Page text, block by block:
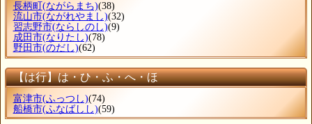
長柄町 (ながらまち)(38)
流山市(ながれやまし)(32)
習志野市(ならしのし)(9)
成田市(なりたし)(78)
野田市(のだし)(62)
【は行】は・ひ・ふ・へ・ほ
富津市(ふっつし)(74)
船橋市(ふなばしし)(59)